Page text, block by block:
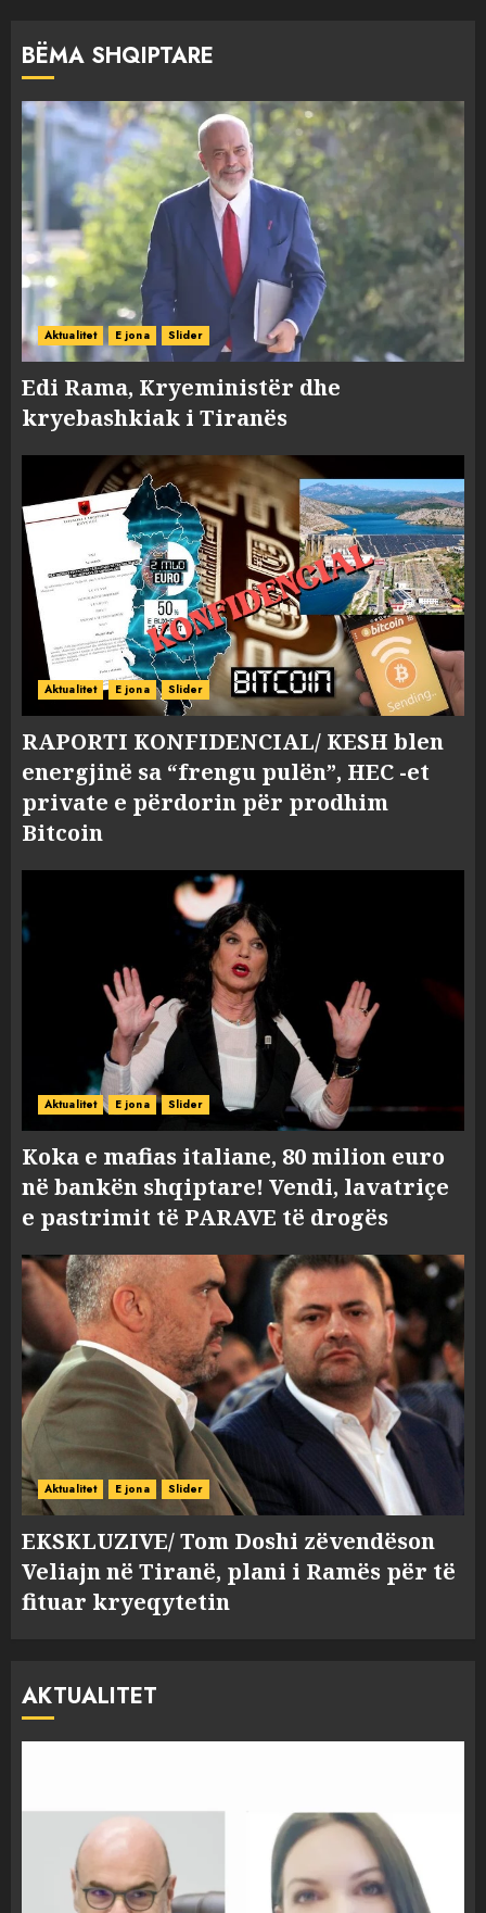
BËMA SHQIPTARE
Aktualitet E jona Slider
Edi Rama, Kryeministër dhe
kryebashkiak i Tiranës
Aktualitet E jona Slider
RAPORTI KONFIDENCIAL/ KESH blen
energjinë sa “frengu pulën”, HEC -et
private e përdorin për prodhim
Bitcoin
Aktualitet E jona Slider
Koka e mafias italiane, 80 milion euro
në bankën shqiptare! Vendi, lavatriçe
e pastrimit të PARAVE të drogës
Aktualitet E jona Slider
EKSKLUZIVE/ Tom Doshi zëvendëson
Veliajn në Tiranë, plani i Ramës për të
fituar kryeqytetin
AKTUALITET